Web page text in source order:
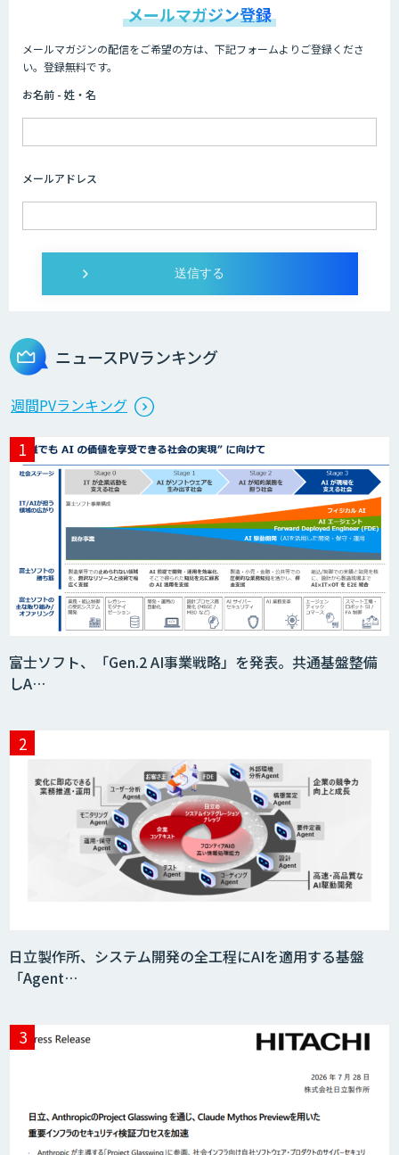
メールマガジン登録
メールマガジンの配信をご希望の方は、下記フォームよりご登録くださ
い。登録無料です。
お名前 - 姓・名
メールアドレス
ニュースPVランキング
週間PVランキング
富士ソフト、「Gen.2 AI事業戦略」を発表。共通基盤整備
しA…
日立製作所、システム開発の全工程にAIを適用する基盤
「Agent…